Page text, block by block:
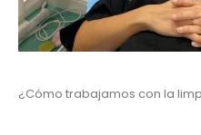
¿Cómo trabajamos con la